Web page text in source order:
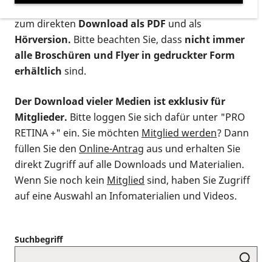
postalischen Bestellung als gedruckte Variante
zum direktenDownload als PDFund als
Hörversion. Bitte beachten Sie, dass nicht immer
alle Broschüren und Flyer in gedruckter Form
erhältlich sind.
Der Download vieler Medien ist exklusiv für
Mitglieder. Bitte loggen Sie sich dafür unter "PRO
RETINA +" ein. Sie möchten Mitglied werden? Dann
füllen Sie den Online-Antrag aus und erhalten Sie
direkt Zugriff auf alle Downloads und Materialien.
Wenn Sie noch kein Mitglied sind, haben Sie Zugriff
auf eine Auswahl an Infomaterialien und Videos.
Suchbegriff